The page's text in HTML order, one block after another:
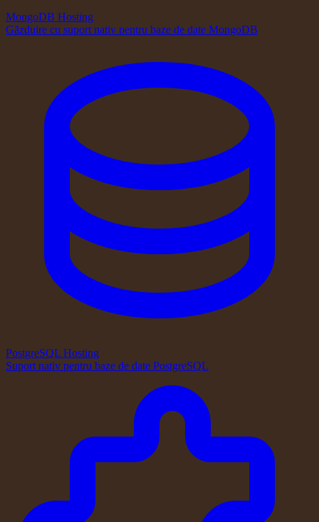
MongoDB Hosting
Găzduire cu suport nativ pentru baze de date MongoDB
PostgreSQL Hosting
Suport nativ pentru baze de date PostgreSQL